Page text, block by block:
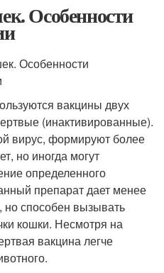
Особенности
вакцины двух
(инактивированные).
вирус, формируют более
но иногда могут
определенного
препарат дает менее
способен вызывать
кошки. Несмотря на
вакцина легче